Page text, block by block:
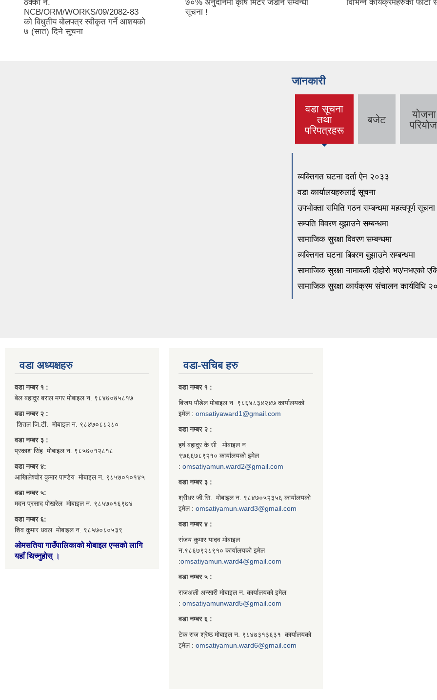
ठेक्का न.
NCB/ORM/WORKS/09/2082-83
को विधुतीय बोलपत्र स्वीकृत गर्ने आशयको
७ (सात) दिने सूचना
७०% अनुदानमा कृषि मिटर जडान सम्वन्धी
सूचना !
विभिन्न कार्यक्रमहरुको फोटो
जानकारी
वडा सूचना
तथा
परिपत्रहरू
(active tab) बजेट
व्यक्तिगत घटना दर्ता ऐन २०३३
वडा कार्यालयहरुलाई सूचना
उपभोक्ता समिति गठन सम्बन्धमा महत्वपूर्ण सूचना
सम्पति विवरण बुझाउने सम्बन्धमा
सामाजिक सुरक्षा विवरण सम्बन्धमा
व्यक्तिगत घटना बिबरण बुझाउने सम्बन्धमा
सामाजिक सुरक्षा नामावली दोहोरो भए/नभएको
सामाजिक सुरक्षा कार्यक्रम संचालन कार्यविधि
वडा अध्यक्षहरु
वडा नम्बर १ :
बेल बहादुर बराल मगर मोबाइल न. ९८४७०७५८१७
वडा नम्बर २ :
शितल जि.टी. मोबाइल न. ९८४७०८८२८०
वडा नम्बर ३ :
प्रकाश सिंह मोबाइल न. ९८५७०१२८१८
वडा नम्बर ४:
आखिलेश्वोर कुमार पाण्डेय मोबाइल न. ९८५७०१०१४५
वडा नम्बर ५:
मदन प्रसाद पोखरेल मोबाइल न. ९८५७०१६९७४
वडा नम्बर ६:
शिव कुमार धवल मोबाइल न. ९८५७०८०५३९
ओमसतिया गाउँपालिकाको मोबाइल एप्सको लागि
यहाँ थिच्नुहोस् ।
वडा-सचिब हरु
वडा नम्बर १ :
बिजय पौडेल मोबाइल न. ९८६४८३४२४७ कार्यालयको
इमेल : omsatiyaward1@gmail.com
वडा नम्बर २ :
हर्ष बहादुर के.सी. मोबाइल न.
९७६६७८९२१० कार्यालयको इमेल
: omsatiyamun.ward2@gmail.com
वडा नम्बर ३ :
श्रीधर जी.सि. मोबाइल न. ९८४७०५२३५६ कार्यालयको
इमेल : omsatiyamun.ward3@gmail.com
वडा नम्बर ४ :
संजय कुमार यादव मोबाइल
न.९८६७९२८९१० कार्यालयको इमेल
:omsatiyamun.ward4@gmail.com
वडा नम्बर ५ :
राजअली अन्सारी मोबाइल न. कार्यालयको इमेल
: omsatiyamunward5@gmail.com
वडा नम्बर ६ :
टेक राज श्रेष्ठ मोबाइल न. ९८४७३१३६३१ कार्यालयको
इमेल : omsatiyamun.ward6@gmail.com